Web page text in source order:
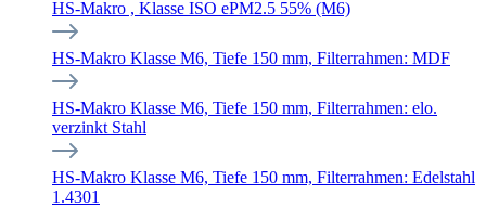
HS-Makro , Klasse ISO ePM2.5 55% (M6)
HS-Makro Klasse M6, Tiefe 150 mm, Filterrahmen: MDF
HS-Makro Klasse M6, Tiefe 150 mm, Filterrahmen: elo.
verzinkt Stahl
HS-Makro Klasse M6, Tiefe 150 mm, Filterrahmen: Edelstahl
1.4301